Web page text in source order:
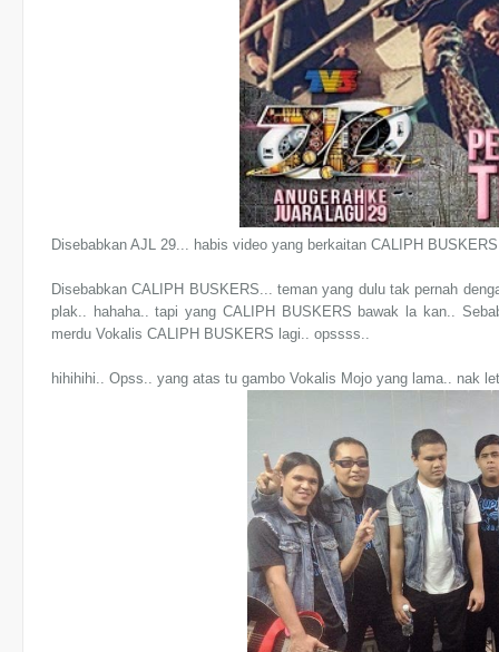
Disebabkan AJL 29... habis video yang berkaitan CALIPH
DisebabkanCALIPH BUSKERS... teman yang dulu tak pernah
plak.. hahaha.. tapi yang CALIPH BUSKERS bawak la kan..
merdu Vokalis CALIPH BUSKERS lagi.. opssss..
hihihihi.. Opss.. yang atas tu gambo Vokalis Mojo yang lama.. nak